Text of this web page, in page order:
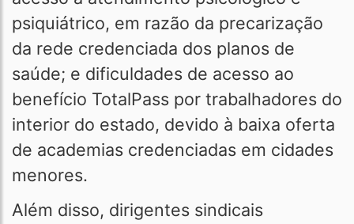
psiquiátrico, em razão da precarização
da rede credenciada dos planos de
saúde; e dificuldades de acesso ao
benefício TotalPass por trabalhadores do
interior do estado, devido à baixa oferta
de academias credenciadas em cidades
menores.
Além disso, dirigentes sindicais